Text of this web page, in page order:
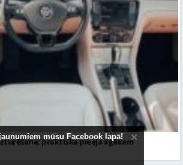
praktiska pieeja ilgākam
mūsu Facebook lapā!